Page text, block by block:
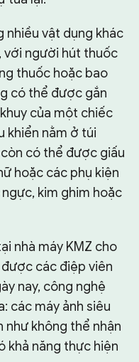
nhiều vật dụng khác
với người hút thuốc
thuốc hoặc bao
có thể được gắn
của một chiếc
khiển nằm ở túi
có thể được giấu
hoặc các phụ kiện
kim ghim hoặc
nhà máy KMZ cho
các điệp viên
nay, công nghệ
các máy ảnh siêu
như không thể nhận
khả năng thực hiện